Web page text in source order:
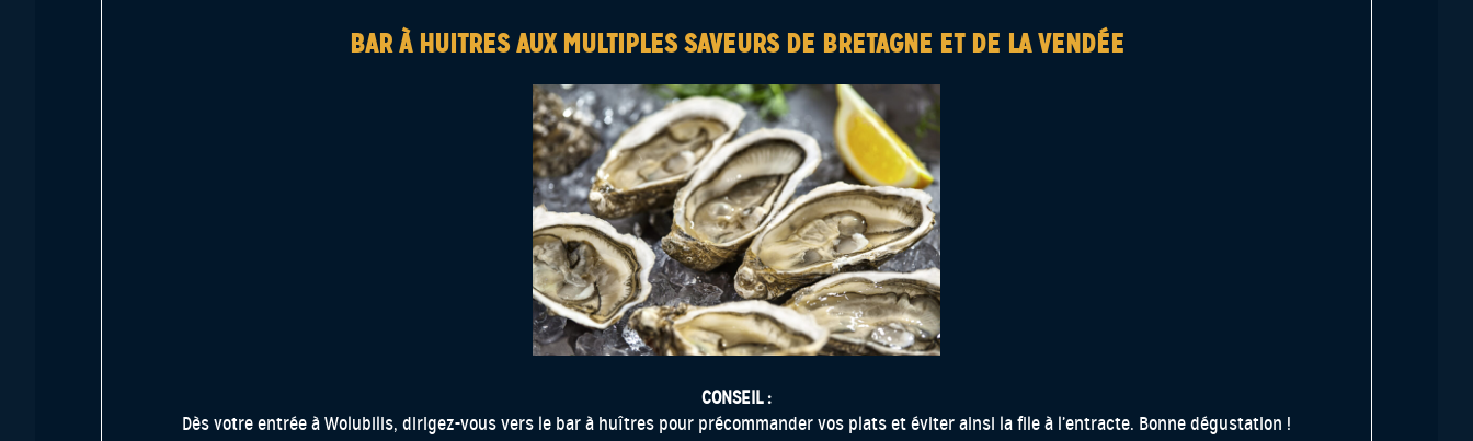
BAR À HUITRES AUX MULTIPLES SAVEURS DE BRETAGNE ET DE LA VENDÉE
CONSEIL :
Dès votre entrée à Wolubilis, dirigez-vous vers le bar à huîtres pour précommander vos plats et éviter ainsi la file à l’entracte. Bonne dégustation !